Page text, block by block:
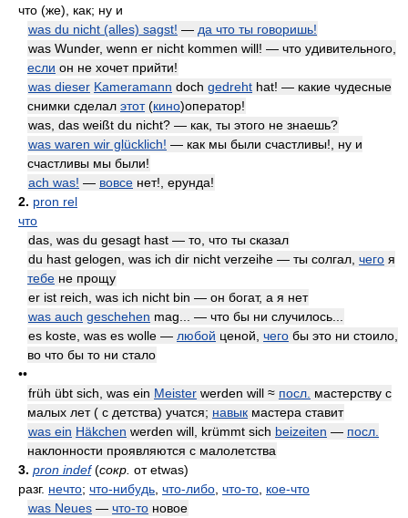
что (же), как; ну и
was du nicht (alles) sagst! — да что ты говоришь!
was Wunder, wenn er nicht kommen will! — что удивительного,
если он не хочет прийти!
was dieser Kameramann doch gedreht hat! — какие чудесные
снимки сделал этот(кино)оператор!
was, das weißt du nicht? — как, ты этого не знаешь?
was waren wir glücklich! — как мы были счастливы!, ну и
счастливы мы были!
ach was! — вовсе нет!, ерунда!
2. pron rel
что
das, was du gesagt hast — то, что ты сказал
du hast gelogen, was ich dir nicht verzeihe — ты солгал, чего я
тебе не прощу
er ist reich, was ich nicht bin — он богат, а я нет
was auch geschehen mag... — что бы ни случилось...
es koste, was es wolle — любой ценой, чего бы это ни стоило,
во что бы то ни стало
••
früh übt sich, was ein Meister werden will ≈ посл. мастерству с
малых лет ( с детства) учатся; навык мастера ставит
was ein Häkchen werden will, krümmt sich beizeiten — посл.
наклонности проявляются с малолетства
3. pron indef(сокр. от etwas)
разг. нечто; что-нибудь что-либо что-то кое-что
was Neues — что-то новое